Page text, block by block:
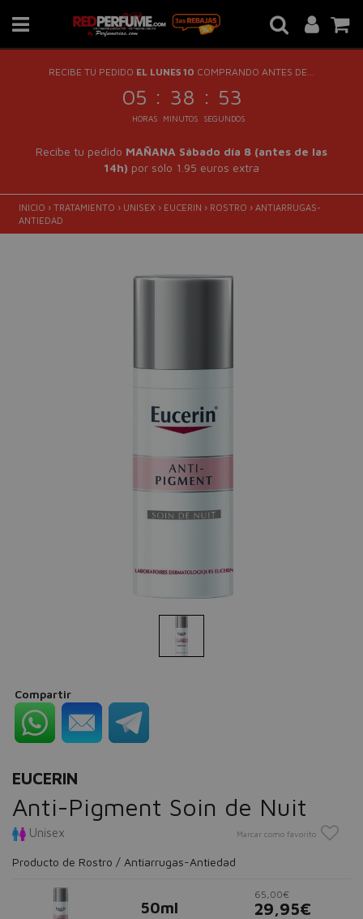
RECIBE TU PEDIDO EL LUNES 10 COMPRANDO ANTES DE...
05 : 38 : 52
HORAS MINUTOS SEGUNDOS
Recibe tu pedido MAÑANA Sábado día 8 (antes de las
14h) por sólo 1.95 euros extra
INICIO › TRATAMIENTO › UNISEX › EUCERIN › ROSTRO › ANTIARRUGAS-
ANTIEDAD
Compartir
EUCERIN
Anti-Pigment Soin de Nuit
Unisex Marcar como favorito
Producto de Rostro / Antiarrugas-Antiedad
50ml
65,00€
29,95€